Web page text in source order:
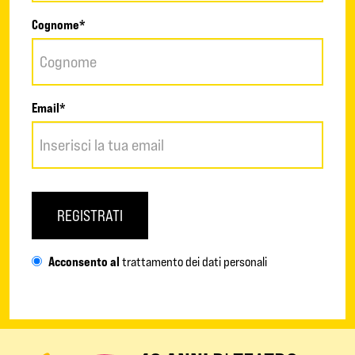
Cognome*
Email*
REGISTRATI
Acconsento al trattamento dei dati personali